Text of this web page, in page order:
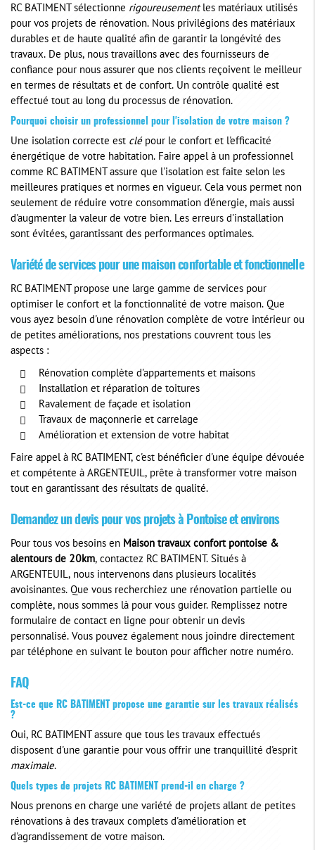
RC BATIMENT sélectionne rigoureusementles matériaux utilisés
pour vos projets de rénovation. Nous privilégions des matériaux
durables et de haute qualité afin de garantir la longévité des
travaux. De plus, nous travaillons avec des fournisseurs de
confiance pour nous assurer que nos clients reçoivent le meilleur
en termes de résultats et de confort. Un contrôle qualité est
effectué tout au long du processus de rénovation.
Pourquoi choisir un professionnel pour l'isolation de votre maison ?
Une isolation correcte est clépour le confort et l'efficacité
énergétique de votre habitation. Faire appel à un professionnel
comme RC BATIMENT assure que l'isolation est faite selon les
meilleures pratiques et normes en vigueur. Cela vous permet non
seulement de réduire votre consommation d'énergie, mais aussi
d'augmenter la valeur de votre bien. Les erreurs d'installation
sont évitées, garantissant des performances optimales.
Variété de services pour une maison confortable et fonctionnelle
RC BATIMENT propose une large gamme de services pour
optimiser le confort et la fonctionnalité de votre maison. Que
vous ayez besoin d'une rénovation complète de votre intérieur ou
de petites améliorations, nos prestations couvrent tous les
aspects :
Rénovation complète d'appartements et maisons
Installation et réparation de toitures
Ravalement de façade et isolation
Travaux de maçonnerie et carrelage
Amélioration et extension de votre habitat
Faire appel à RC BATIMENT, c'est bénéficier d'une équipe dévouée
et compétente à ARGENTEUIL, prête à transformer votre maison
tout en garantissant des résultats de qualité.
Demandez un devis pour vos projets à Pontoise et environs
Pour tous vos besoins en Maison travaux confort pontoise &
alentours de 20km, contactez RC BATIMENT. Situés à
ARGENTEUIL, nous intervenons dans plusieurs localités
avoisinantes. Que vous recherchiez une rénovation partielle ou
complète, nous sommes là pour vous guider. Remplissez notre
formulaire de contact en ligne pour obtenir un devis
personnalisé. Vous pouvez également nous joindre directement
par téléphone en suivant le bouton pour afficher notre numéro.
FAQ
Est-ce que RC BATIMENT propose une garantie sur les travaux réalisés
?
Oui, RC BATIMENT assure que tous les travaux effectués
disposent d'une garantie pour vous offrir une tranquillité d'esprit
maximale.
Quels types de projets RC BATIMENT prend-il en charge ?
Nous prenons en charge une variété de projets allant de petites
rénovations à des travaux complets d'amélioration et
d'agrandissement de votre maison.